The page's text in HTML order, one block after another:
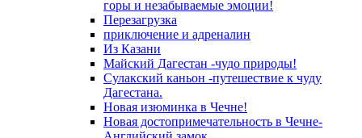
горы и незабываемые эмоции!
Перезагрузка
приключение и адреналин
Из Казани
Майский Дагестан -чудо природы!
Сулакский каньон -путешествие к чуду
Дагестана.
Новая изюминка в Чечне!
Новая достопримечательность в Чечне-